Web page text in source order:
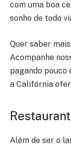
com uma boa
sonho de todo
Quer saber
Acompanhe
pagando pouco
a Califórnia
Além de ser o